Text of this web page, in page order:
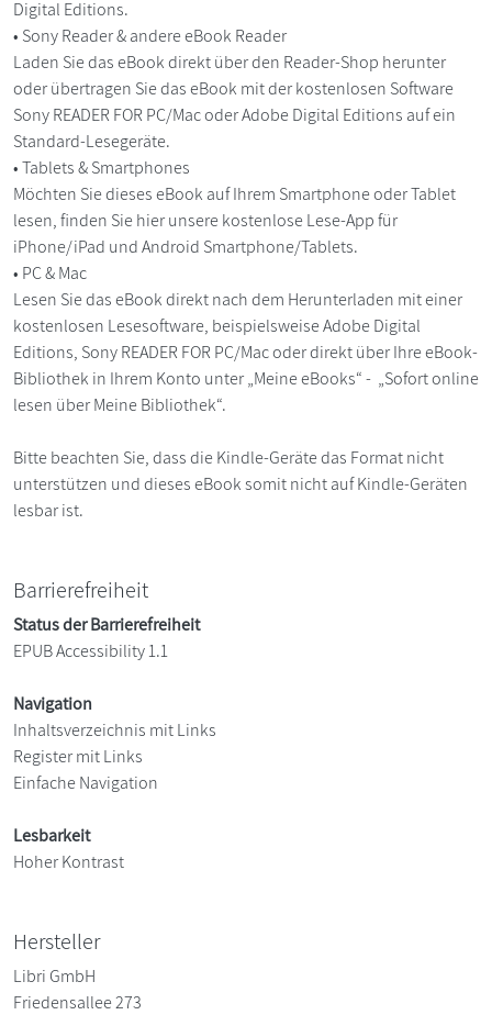
Digital Editions.
• Sony Reader & andere eBook Reader
Laden Sie das eBook direkt über den Reader-Shop herunter
oder übertragen Sie das eBook mit der kostenlosen Software
Sony READER FOR PC/Mac oder Adobe Digital Editions auf ein
Standard-Lesegeräte.
• Tablets & Smartphones
Möchten Sie dieses eBook auf Ihrem Smartphone oder Tablet
lesen, finden Sie hier unsere kostenlose Lese-App für
iPhone/iPad und Android Smartphone/Tablets.
• PC & Mac
Lesen Sie das eBook direkt nach dem Herunterladen mit einer
kostenlosen Lesesoftware, beispielsweise Adobe Digital
Editions, Sony READER FOR PC/Mac oder direkt über Ihre eBook-
Bibliothek in Ihrem Konto unter „Meine eBooks“ - „Sofort online
lesen über Meine Bibliothek“.
Bitte beachten Sie, dass die Kindle-Geräte das Format nicht
unterstützen und dieses eBook somit nicht auf Kindle-Geräten
lesbar ist.
Barrierefreiheit
Status der Barrierefreiheit
EPUB Accessibility 1.1
Navigation
Inhaltsverzeichnis mit Links
Register mit Links
Einfache Navigation
Lesbarkeit
Hoher Kontrast
Hersteller
Libri GmbH
Friedensallee 273